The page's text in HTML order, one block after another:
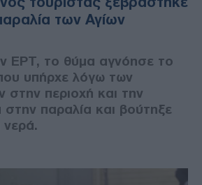
των Αγίων
ΕΡΤ, το θύμα αγνόησε το
υπήρχε λόγω των
στην περιοχή και την
στην παραλία και βούτηξε